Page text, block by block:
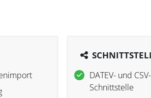
DATEV- und CSV-
Schnittstelle